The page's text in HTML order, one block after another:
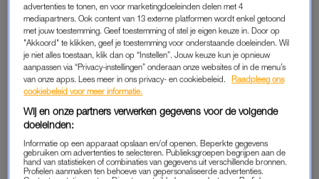
‘RODE LIPPENSTIFT IS MIJN WAPEN’
Het nieuws uit Iran houdt haar enorm bezig. “Ik leef dag en
nacht in een nachtmerrie, en slaap bijna niet meer. Als ik
wakker word, kijk ik alle filmpjes en lees ik het nieuws. Het
regime heeft al ons contact verbroken en maakt mensen
grenzeloos dood. Ik heb geen idee of daar ook bekenden van
mij bij zitten. Het hele land voelt als mijn familie. Ik vind het
héél eng dat daar in 2026 nog steeds een dictator zit die de
macht heeft.
advertenties te tonen, en voor marketingdoeleinden delen met 4
mediapartners. Ook content van 13 externe platformen wordt enkel getoond
met jouw toestemming. Geef toestemming of stel je eigen keuze in. Door op
"Akkoord" te klikken, geef je toestemming voor onderstaande doeleinden. Wil
je niet alles toestaan, klik dan op “Instellen”. Jouw keuze kun je opnieuw
aanpassen via “Privacy-instellingen” onderaan onze websites of in de menu’s
van onze apps. Lees meer in ons privacy- en cookiebeleid.
Raadpleeg ons
cookiebeleid voor meer informatie.
Wij en onze partners verwerken gegevens voor de volgende
doeleinden:
Informatie op een apparaat opslaan en/of openen. Beperkte gegevens
gebruiken om advertenties te selecteren. Publieksgroepen begrijpen aan de
hand van statistieken of combinaties van gegevens uit verschillende bronnen.
Profielen aanmaken ten behoeve van gepersonaliseerde advertenties.